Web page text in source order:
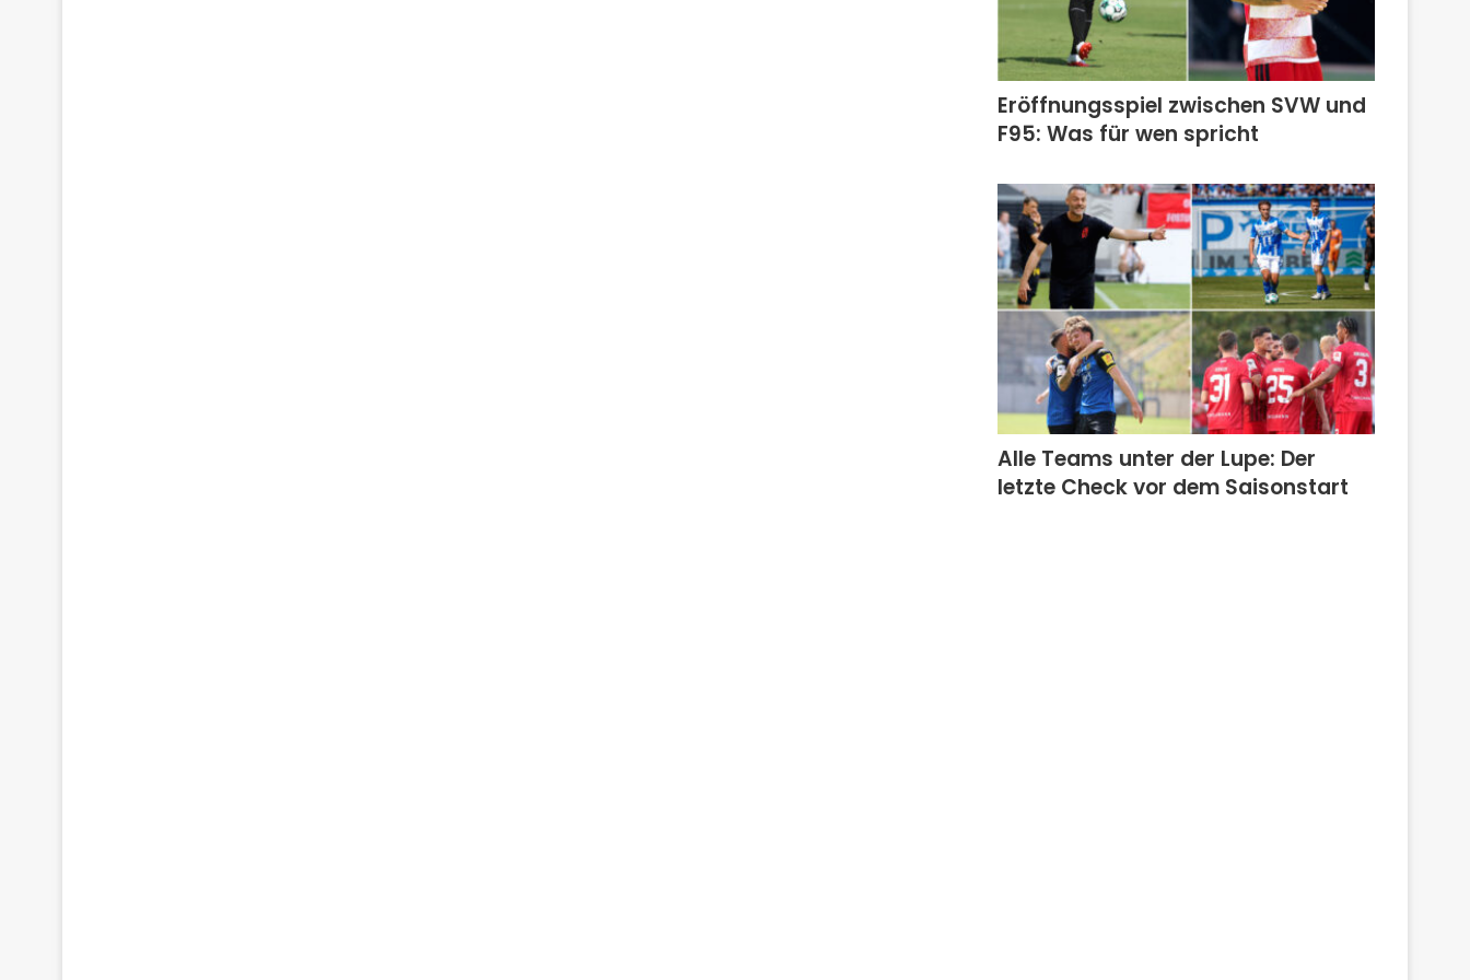
Eröffnungsspiel zwischen SVW und
F95: Was für wen spricht
Alle Teams unter der Lupe: Der
letzte Check vor dem Saisonstart